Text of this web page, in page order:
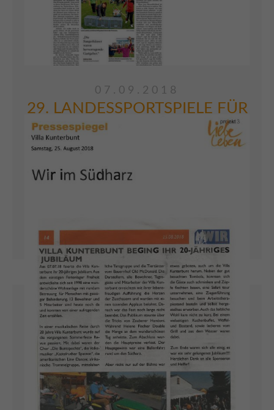
07.09.2018
29. LANDESSPORTSPIELE FÜR
BEHINDERTE UND IHRE
Sangerhausen statt. Trotz hoher
Temperaturen wurde in den letzten Wochen
fleißig geübt und die Aufregung war groß.
ARTIKEL LESEN